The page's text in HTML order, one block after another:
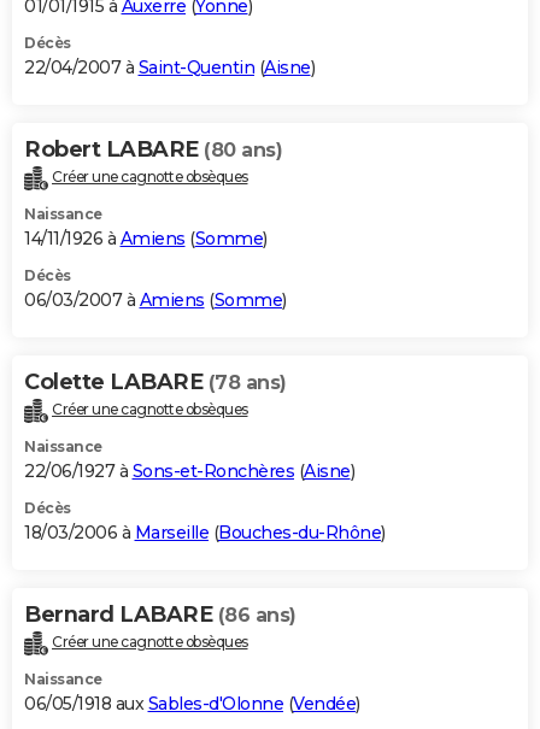
01/01/1915 à Auxerre (Yonne)
Décès
22/04/2007 à Saint-Quentin (Aisne)
Robert LABARE (80 ans)
Créer une cagnotte obsèques
Naissance
14/11/1926 à Amiens (Somme)
Décès
06/03/2007 à Amiens (Somme)
Colette LABARE (78 ans)
Créer une cagnotte obsèques
Naissance
22/06/1927 à Sons-et-Ronchères (Aisne)
Décès
18/03/2006 à Marseille (Bouches-du-Rhône)
Bernard LABARE (86 ans)
Créer une cagnotte obsèques
Naissance
06/05/1918 auxSables-d'Olonne (Vendée)